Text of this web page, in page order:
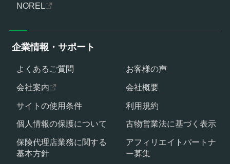
NOREL
企業情報・サポート
よくあるご質問
お客様の声
会社案内
会社概要
サイトの使用条件
利用規約
個人情報の保護について
古物営業法に基づく表示
保険代理店業務に関する
基本方針
アフィリエイトパートナ
ー募集